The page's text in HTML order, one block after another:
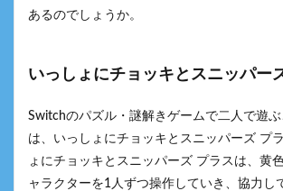
あるのでしょうか。
いっしょにチョッキとスニッパー
Switchのパズル・謎解きゲームで二人で遊
は、いっしょにチョッキとスニッパーズ プ
ょにチョッキとスニッパーズ プラスは、黄
ャラクターを1人ずつ操作していき、協力し